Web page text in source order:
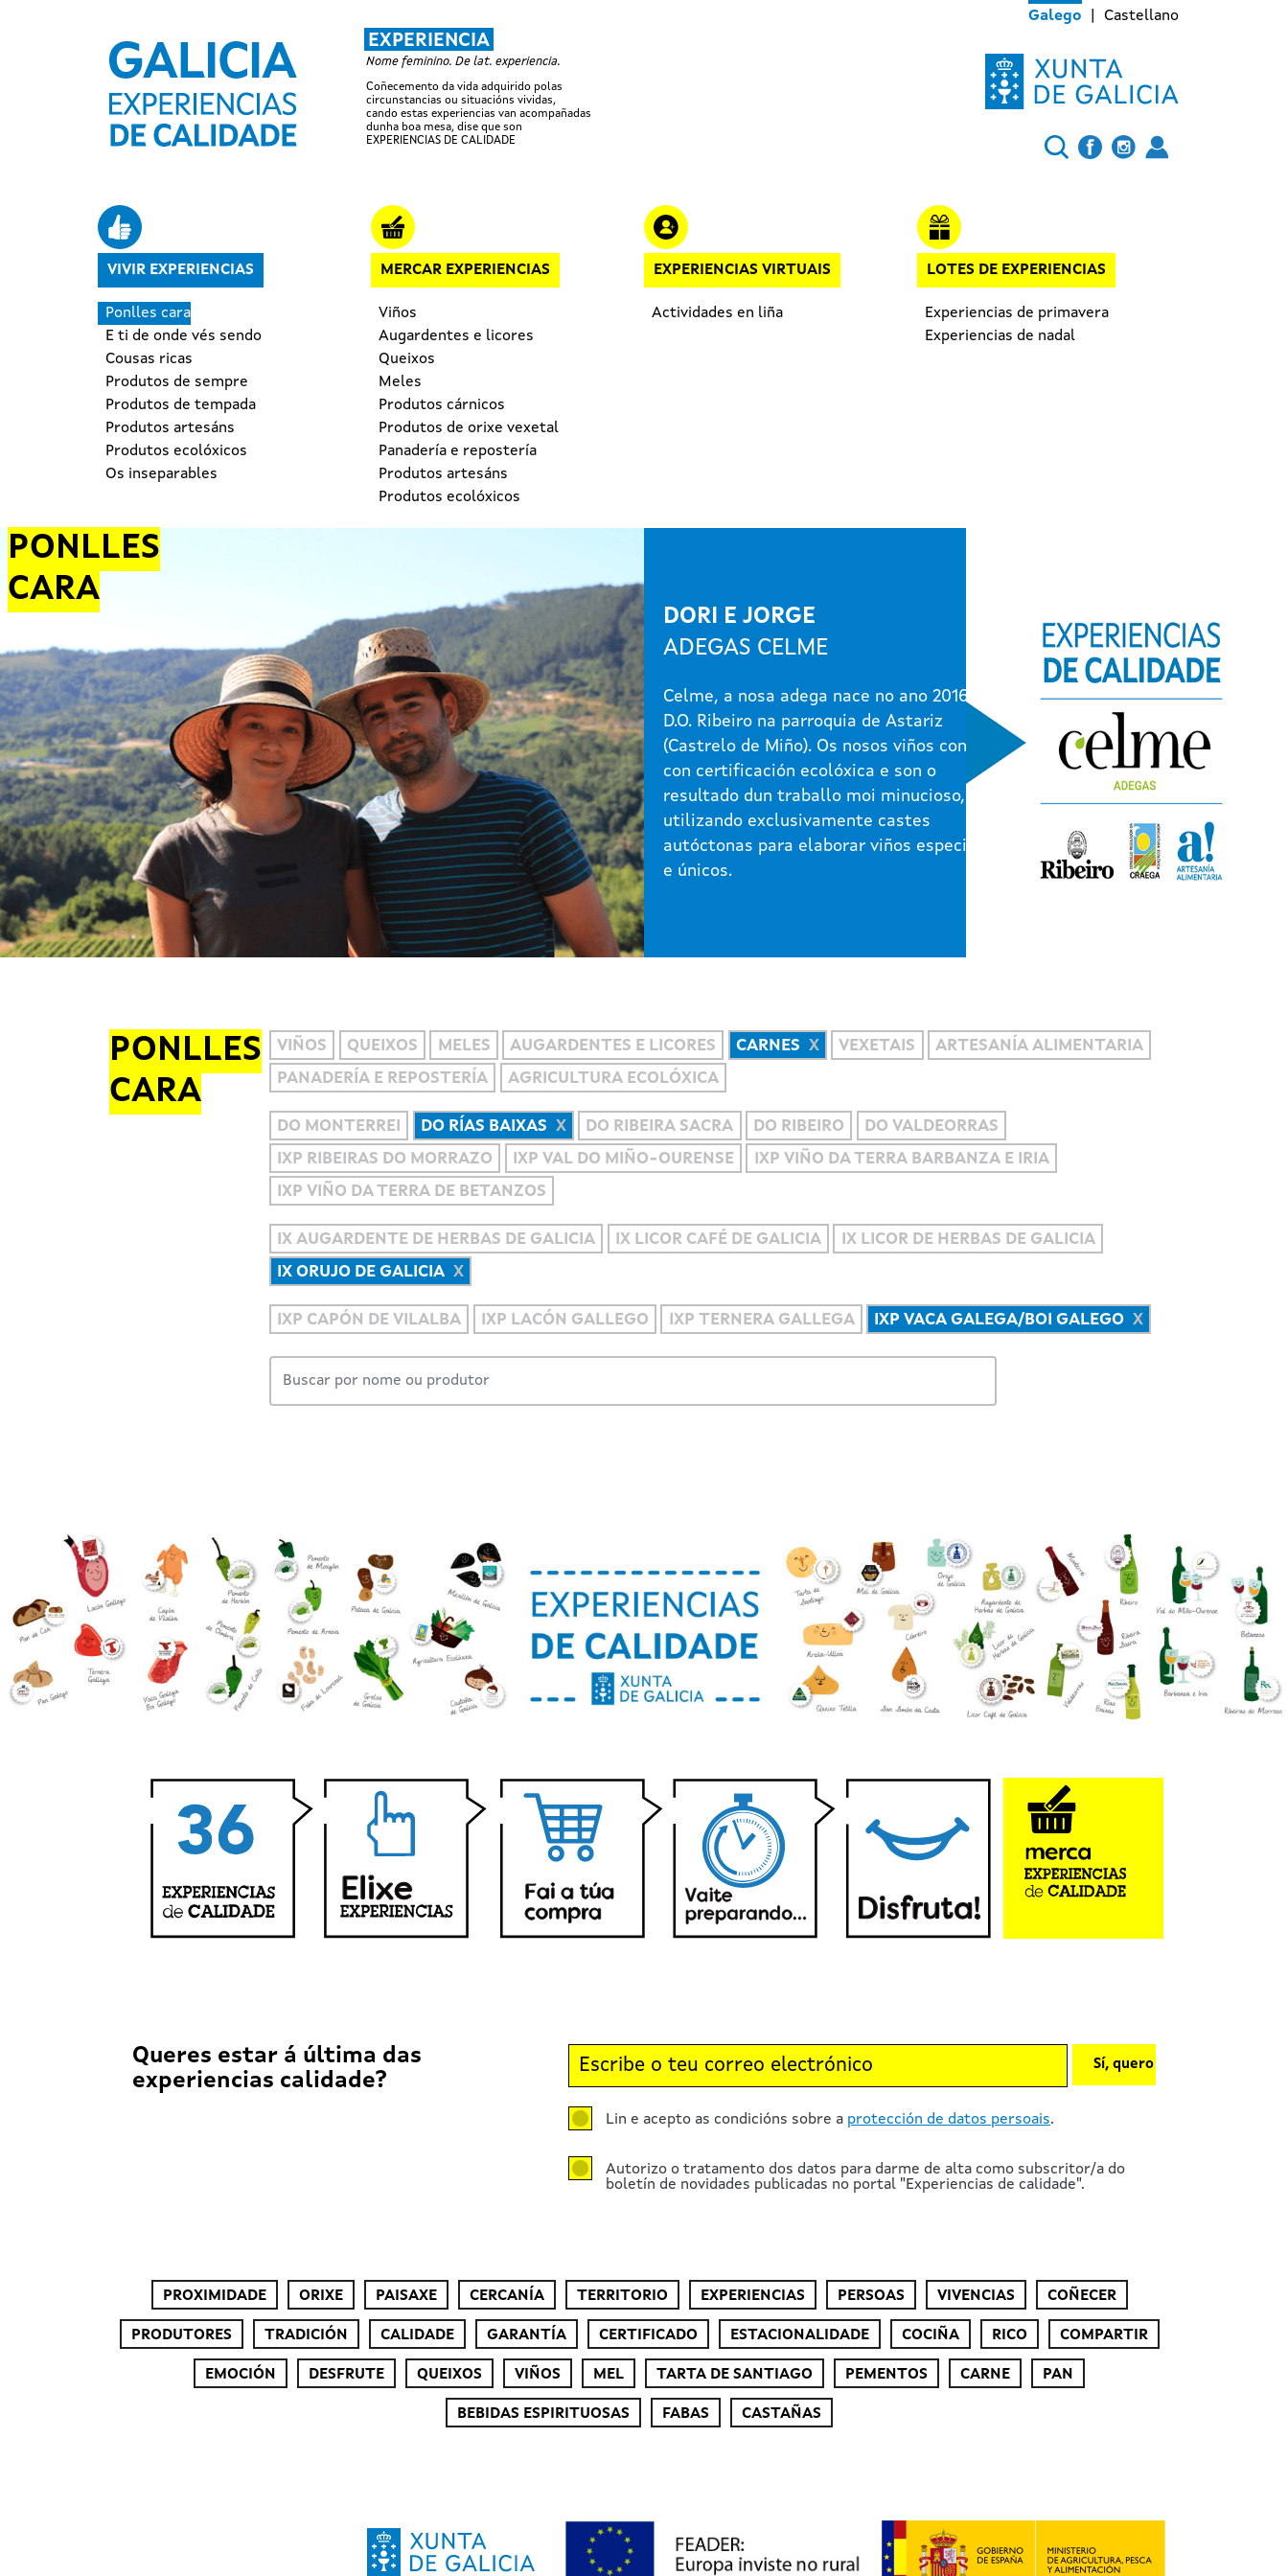
Galego Castellano
EXPERIENCIA
Nome feminino. De lat. experiencia.
Coñecemento da vida adquirido polas
circunstancias ou situacións vividas,
cando estas experiencias van acompañadas
dunha boa mesa, dise que son
EXPERIENCIAS DE CALIDADE
VIVIR EXPERIENCIAS
Ponlles cara
E ti de onde vés sendo
Cousas ricas
Produtos de sempre
Produtos de tempada
Produtos artesáns
Produtos ecolóxicos
Os inseparables
MERCAR EXPERIENCIAS
Viños
Augardentes e licores
Queixos
Meles
Produtos cárnicos
Produtos de orixe vexetal
Panadería e repostería
Produtos artesáns
Produtos ecolóxicos
EXPERIENCIAS VIRTUAIS
Actividades en liña
LOTES DE EXPERIENCIAS
Experiencias de primavera
Experiencias de nadal
PONLLES
CARA
DORI E JORGE
ADEGAS CELME
Celme, a nosa adega nace no ano 2016 na
D.O. Ribeiro na parroquia de Astariz
(Castrelo de Miño). Os nosos viños contan
con certificación ecolóxica e son o
resultado dun traballo moi minucioso,
utilizando exclusivamente castes
autóctonas para elaborar viños especiais
e únicos.
PONLLES
CARA
VIÑOS QUEIXOS MELES AUGARDENTES E LICORES CARNES VEXETAIS
ARTESANÍA ALIMENTARIA
PANADERÍA E REPOSTERÍA
AGRICULTURA ECOLÓXICA
DO MONTERREI DO RÍAS BAIXAS DO RIBEIRA SACRA DO RIBEIRO
DO VALDEORRAS
IXP RIBEIRAS DO MORRAZO
IXP VAL DO MIÑO-OURENSE
IXP VIÑO DA TERRA BARBANZA E IRIA
IXP VIÑO DA TERRA DE BETANZOS
IX AUGARDENTE DE HERBAS DE GALICIA IX LICOR CAFÉ DE GALICIA
IX LICOR DE HERBAS DE GALICIA
IX ORUJO DE GALICIA
IXP CAPÓN DE VILALBA IXP LACÓN GALLEGO IXP TERNERA GALLEGA IXP VACA GALEGA/BOI GALEGO
Queres estar á última das
experiencias calidade?
Lin e acepto as condicións sobre a protección de datos persoais.
Autorizo o tratamento dos datos para darme de alta como subscritor/a do
boletín de novidades publicadas no portal "Experiencias de calidade".
Sí, quero
PROXIMIDADE ORIXE PAISAXE CERCANÍA TERRITORIO EXPERIENCIAS PERSOAS VIVENCIAS COÑECER
PRODUTORES TRADICIÓN CALIDADE GARANTÍA CERTIFICADO ESTACIONALIDADE COCIÑA RICO COMPARTIR
EMOCIÓN DESFRUTE QUEIXOS VIÑOS MEL TARTA DE SANTIAGO PEMENTOS CARNE PAN
BEBIDAS ESPIRITUOSAS FABAS CASTAÑAS